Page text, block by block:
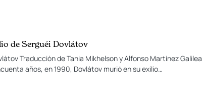
de Serguéi Dovlátov
Traducción de Tania Mikhelson y Alfonso Martínez
años, en 1990, Dovlátov murió en su exilio…